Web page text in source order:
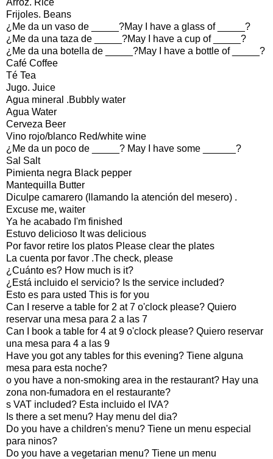
Frijoles. Beans
¿Me da un vaso de _____?May I have a glass of _____?
¿Me da una taza de _____?May I have a cup of _____?
¿Me da una botella de _____?May I have a bottle of _____?
Café Coffee
Té Tea
Jugo. Juice
Agua mineral .Bubbly water
Agua Water
Cerveza Beer
Vino rojo/blanco Red/white wine
¿Me da un poco de _____? May I have some ______?
Sal Salt
Pimienta negra Black pepper
Mantequilla Butter
Diculpe camarero (llamando la atención del mesero) .
Excuse me, waiter
Ya he acabado I'm finished
Estuvo delicioso It was delicious
Por favor retire los platos Please clear the plates
La cuenta por favor .The check, please
¿Cuánto es? How much is it?
¿Está incluido el servicio? Is the service included?
Esto es para usted This is for you
Can I reserve a table for 2 at 7 o'clock please? Quiero
reservar una mesa para 2 a las 7
Can I book a table for 4 at 9 o'clock please? Quiero reservar
una mesa para 4 a las 9
Have you got any tables for this evening? Tiene alguna
mesa para esta noche?
o you have a non-smoking area in the restaurant? Hay una
zona non-fumadora en el restaurante?
s VAT included? Esta incluido el IVA?
Is there a set menu? Hay menu del dia?
Do you have a children's menu? Tiene un menu especial
para ninos?
Do you have a vegetarian menu? Tiene un menu